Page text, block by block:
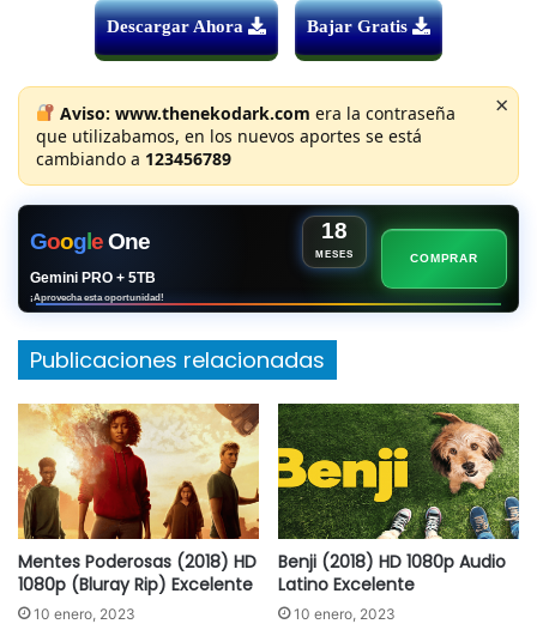
Descargar Ahora Bajar Gratis
Aviso: www.thenekodark.com era la contraseña
que utilizabamos, en los nuevos aportes se está
cambiando a 123456789
×
GoogeOne 18
MESES
Gemini PRO + 5TB
¡Aprovecha esta oportunidad!
COMPRAR
Publicaciones relacionadas
Mentes Poderosas (2018) HD
1080p (Bluray Rip) Excelente
10 enero, 2023
Benji (2018) HD 1080p Audio
Latino Excelente
10 enero, 2023